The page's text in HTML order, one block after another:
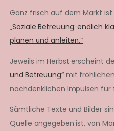
Ganz frisch auf dem Markt
„Soziale Betreuung: endlich
planen und anleiten.“
Jeweils im Herbst erscheint
und Betreuung“ mit
nachdenklichen Impulsen für
Sämtliche Texte und Bilder
Quelle angegeben ist, von